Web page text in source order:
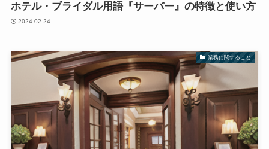
ホテル・ブライダル用語『サーバー』の特徴と使い方
2024-02-24
業務に関すること